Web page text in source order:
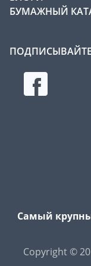
БУМАЖНЫЙ
Самый
Copyright ©